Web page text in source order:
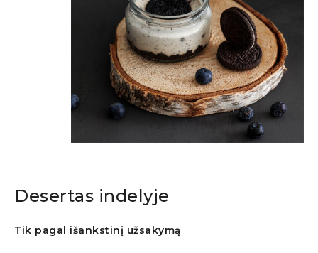
Desertas indelyje
Tik pagal išankstinį užsakymą